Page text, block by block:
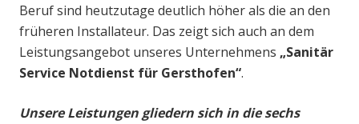
Beruf sind heutzutage deutlich höher als die an den
früheren Installateur. Das zeigt sich auch an dem
Leistungsangebot unseres Unternehmens „Sanitär
Service Notdienst für Gersthofen“.
Unsere Leistungen gliedern sich in die sechs